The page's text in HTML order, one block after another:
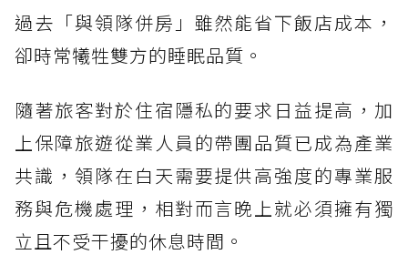
過去「與領隊併房」雖然能省下飯店成本，
卻時常犧牲雙方的睡眠品質。
隨著旅客對於住宿隱私的要求日益提高，加
上保障旅遊從業人員的帶團品質已成為產業
共識，領隊在白天需要提供高強度的專業服
務與危機處理，相對而言晚上就必須擁有獨
立且不受干擾的休息時間。